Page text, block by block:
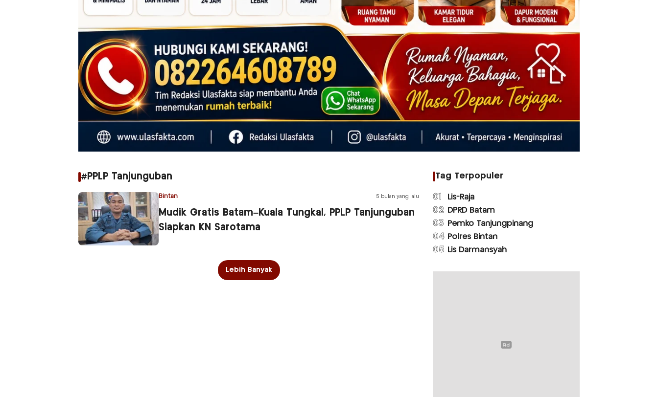
#PPLP Tanjunguban
Bintan 5 bulan yang lalu
Mudik Gratis Batam–Kuala Tungkal, PPLP Tanjunguban
Siapkan KN Sarotama
Lebih Banyak
Tag Terpopuler
01 Lis-Raja
02 DPRD Batam
03 Pemko Tanjungpinang
04 Polres Bintan
05 Lis Darmansyah